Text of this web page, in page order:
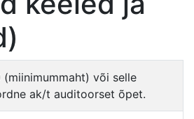
(miinimummaht) või selle
ak/t auditoorset õpet.